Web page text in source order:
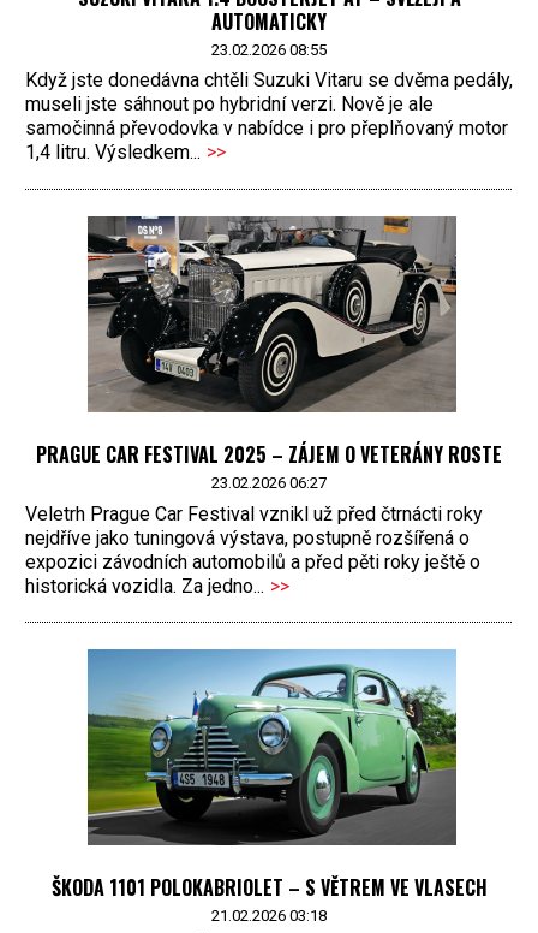
AUTOMATICKY
23.02.2026 08:55
Když jste donedávna chtěli Suzuki Vitaru se dvěma pedály,
museli jste sáhnout po hybridní verzi. Nově je ale
samočinná převodovka v nabídce i pro přeplňovaný motor
1,4 litru. Výsledkem... >>
PRAGUE CAR FESTIVAL 2025 – ZÁJEM O VETERÁNY ROSTE
23.02.2026 06:27
Veletrh Prague Car Festival vznikl už před čtrnácti roky
nejdříve jako tuningová výstava, postupně rozšířená o
expozici závodních automobilů a před pěti roky ještě o
historická vozidla. Za jedno... >>
ŠKODA 1101 POLOKABRIOLET – S VĚTREM VE VLASECH
21.02.2026 03:18